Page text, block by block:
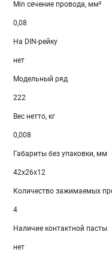
Min сечение провода, мм²
0,08
На DIN-рейку
нет
Модельный ряд
222
Вес нетто, кг
0,008
Габариты без упаковки, мм
42х26х12
Количество зажимаемых
4
Наличие контактной пасты
нет